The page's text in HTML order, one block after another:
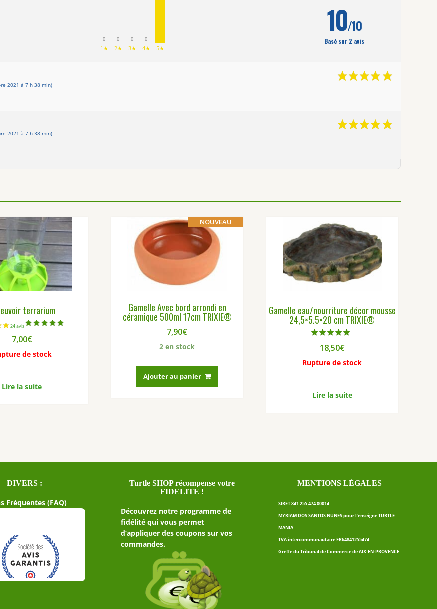
0
1★
0
2★
0
3★
0
4★ 5★
10/10
Basé sur 2 avis
2021 à 7 h 38 min)
2021 à 7 h 38 min)
terrarium
7,00€
de stock
Lire la suite
NOUVEAU
Gamelle Avec bord arrondi en
céramique 500ml 17cm TRIXIE®
7,90€
2 en stock
Ajouter au panier
Gamelle eau/nourriture décor mousse
24,5×5.5×20 cm TRIXIE®
5.00
sur 5
18,50€
Rupture de stock
Lire la suite
DIVERS :
Fréquentes (FAQ)
Turtle SHOP récompense votre
FIDELITE !
Découvrez notre programme de
fidélité qui vous permet
d’appliquer des coupons sur vos
commandes.
MENTIONS LÉGALES
SIRET 841 255 474 00014
MYRIAM DOS SANTOS NUNES pour l’enseigne TURTLE
MANIA
TVA intercommunautaire FR64841255474
Greffe du Tribunal de Commerce de AIX-EN-PROVENCE